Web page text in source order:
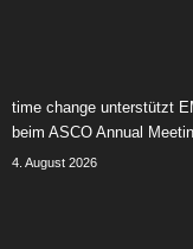
time change unterstützt
beim ASCO Annual
4. August 2026